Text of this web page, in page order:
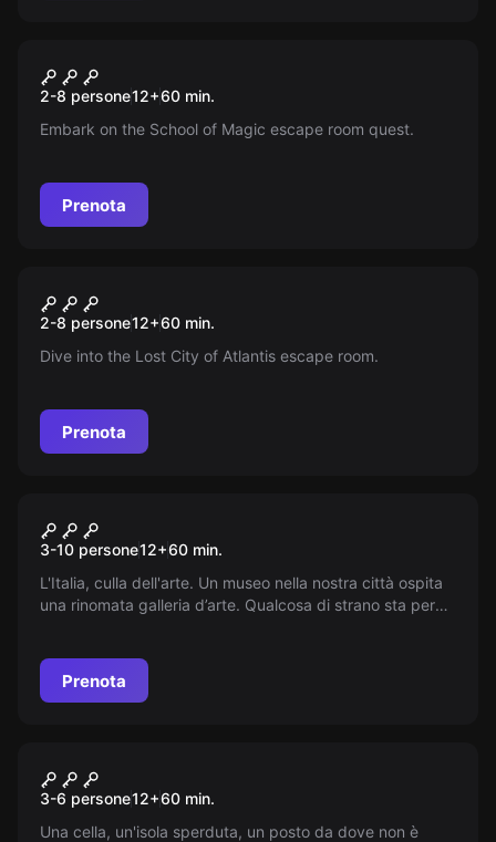
Nuovo
School Of Magic
2-8 persone12+60 min.
Embark on the School of Magic escape room quest.
Prenota
Nuovo
Lost City of Atlantis
2-8 persone12+60 min.
Dive into the Lost City of Atlantis escape room.
Prenota
Fuga dal museo
3-10 persone12+60 min.
L'Italia, culla dell'arte. Un museo nella nostra città ospita
una rinomata galleria d’arte. Qualcosa di strano sta per
Prenota
In Galera!
3-6 persone12+60 min.
Una cella, un'isola sperduta, un posto da dove non è